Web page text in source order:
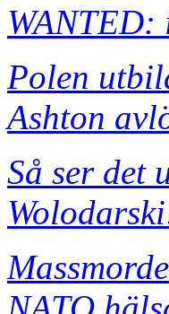
WANTED:
Polen
Ashton
Så ser det